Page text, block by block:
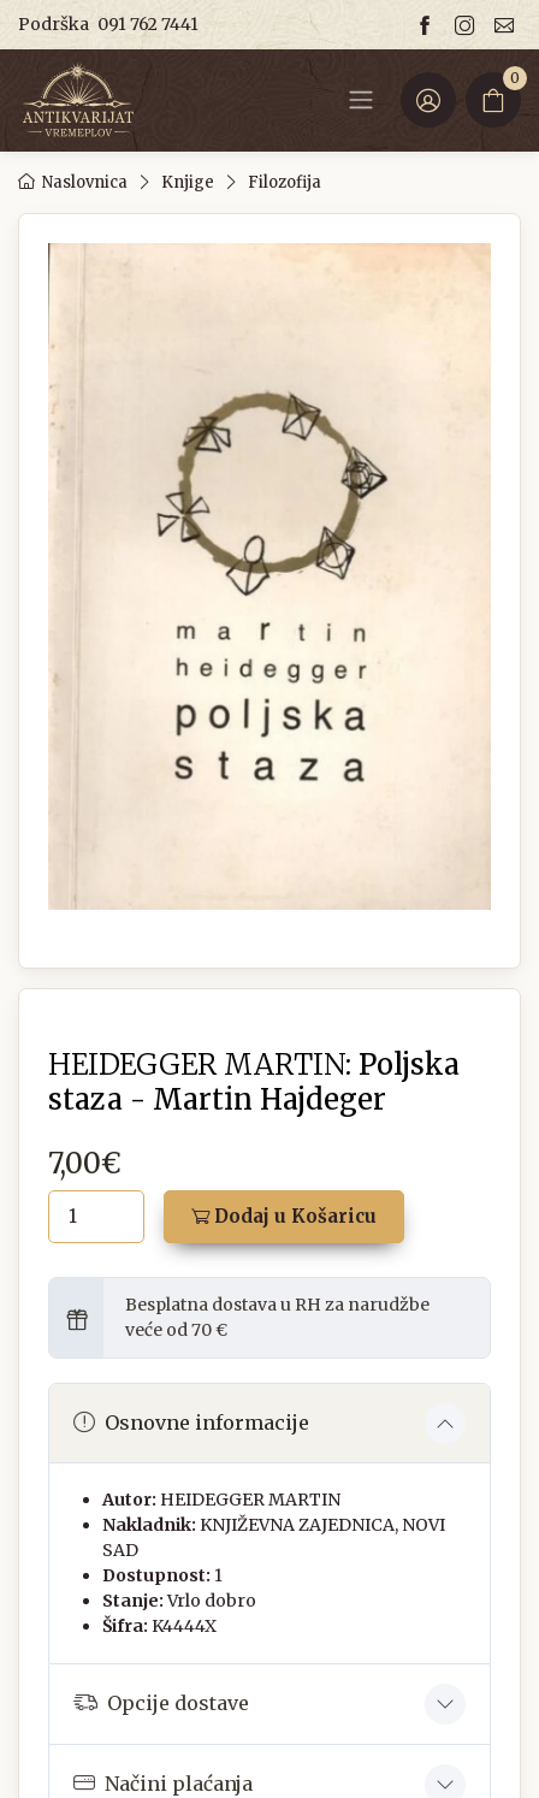
Podrška 091 762 7441
0
Naslovnica Knjige Filozofija
HEIDEGGER MARTIN: Poljska
staza - Martin Hajdeger
7,00€
Dodaj u Košaricu
Besplatna dostava u RH za narudžbe
veće od 70 €
Osnovne informacije
Autor: HEIDEGGER MARTIN
Nakladnik: KNJIŽEVNA ZAJEDNICA, NOVI
SAD
Dostupnost: 1
Stanje:Vrlo dobro
Šifra: K4444X
Opcije dostave
Načini plaćanja